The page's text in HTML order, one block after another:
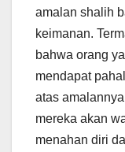
amalan shalih
keimanan.
bahwa orang
mendapat
atas
mereka akan
menahan diri